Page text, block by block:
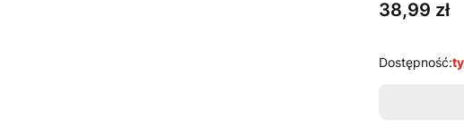
Cena
38,99 zł
Dostępność: